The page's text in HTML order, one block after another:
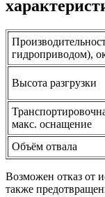
гидроприводом),
Высота разгрузки
макс. оснащение
Объём отвала
Возможен отказ от
также